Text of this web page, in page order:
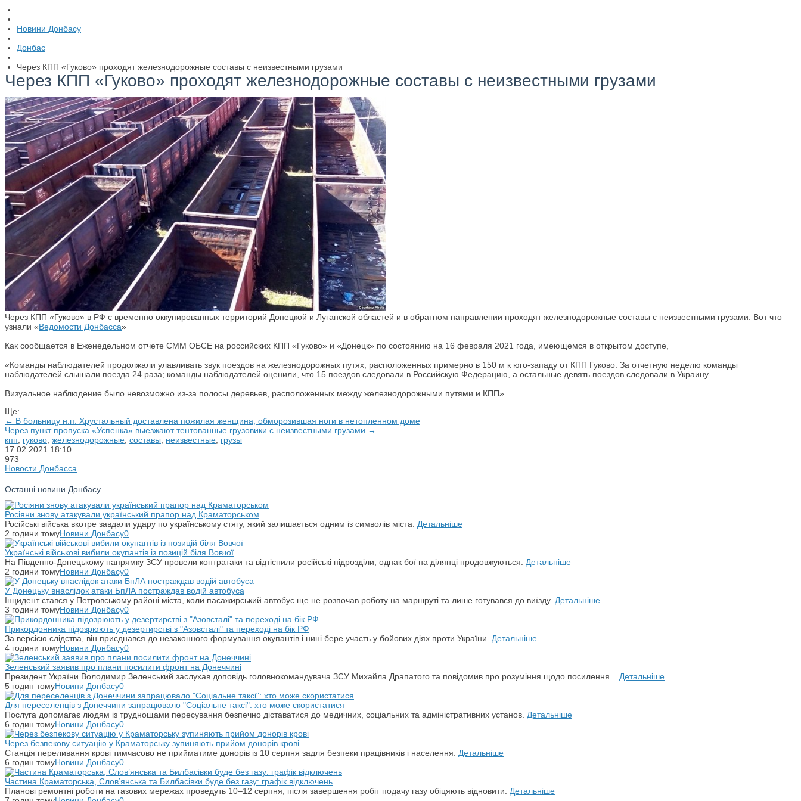
Новини Донбасу
Донбас
Через КПП «Гуково» проходят железнодорожные составы с неизвестными грузами
Через КПП «Гуково» проходят железнодорожные составы с неизвестными грузами
Через КПП «Гуково» в РФ с временно оккупированных территорий Донецкой и Луганской областей и в обратном направлении проходят железнодорожные составы с неизвестными грузами. Вот что
узнали «Ведомости Донбасса»
Как сообщается в Еженедельном отчете СММ ОБСЕ на российских КПП «Гуково» и «Донецк» по состоянию на 16 февраля 2021 года, имеющемся в открытом доступе,
«Команды наблюдателей продолжали улавливать звук поездов на железнодорожных путях, расположенных примерно в 150 м к юго-западу от КПП Гуково. За отчетную неделю команды
наблюдателей слышали поезда 24 раза; команды наблюдателей оценили, что 15 поездов следовали в Российскую Федерацию, а остальные девять поездов следовали в Украину.
Визуальное наблюдение было невозможно из-за полосы деревьев, расположенных между железнодорожными путями и КПП»
Ще:
← В больницу н.п. Хрустальный доставлена пожилая женщина, обморозившая ноги в нетопленном доме
Через пункт пропуска «Успенка» выезжают тентованные грузовики с неизвестными грузами →
кпп
гуково железнодорожные составы неизвестные грузы
17.02.2021 18:10
973
Новости Донбасса
Останні новини Донбасу
Росіяни знову атакували український прапор над Краматорськом
Російські війська вкотре завдали удару по українському стягу, який залишається одним із символів міста. Детальніше
2 години томуНовини Донбасу0
Українські військові вибили окупантів із позицій біля Вовчої
На Південно-Донецькому напрямку ЗСУ провели контратаки та відтіснили російські підрозділи, однак бої на ділянці продовжуються. Детальніше
2 години томуНовини Донбасу0
У Донецьку внаслідок атаки БпЛА постраждав водій автобуса
Інцидент стався у Петровському районі міста, коли пасажирський автобус ще не розпочав роботу на маршруті та лише готувався до виїзду. Детальніше
3 години томуНовини Донбасу0
Прикордонника підозрюють у дезертирстві з "Азовсталі" та переході на бік РФ
За версією слідства, він приєднався до незаконного формування окупантів і нині бере участь у бойових діях проти України. Детальніше
4 години томуНовини Донбасу0
Зеленський заявив про плани посилити фронт на Донеччині
Президент України Володимир Зеленський заслухав доповідь головнокомандувача ЗСУ Михайла Драпатого та повідомив про розуміння щодо посилення... Детальніше
5 годин томуНовини Донбасу0
Для переселенців з Донеччини запрацювало "Соціальне таксі": хто може скористатися
Послуга допомагає людям із труднощами пересування безпечно діставатися до медичних, соціальних та адміністративних установ. Детальніше
6 годин томуНовини Донбасу0
Через безпекову ситуацію у Краматорську зупиняють прийом донорів крові
Станція переливання крові тимчасово не прийматиме донорів із 10 серпня задля безпеки працівників і населення. Детальніше
6 годин томуНовини Донбасу0
Частина Краматорська, Слов’янська та Билбасівки буде без газу: графік відключень
Планові ремонтні роботи на газових мережах проведуть 10–12 серпня, після завершення робіт подачу газу обіцяють відновити. Детальніше